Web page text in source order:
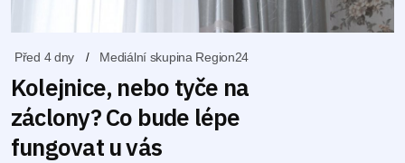
Před 4 dny Mediální skupina Region24
Kolejnice, nebo tyče na
záclony? Co bude lépe
fungovat u vás